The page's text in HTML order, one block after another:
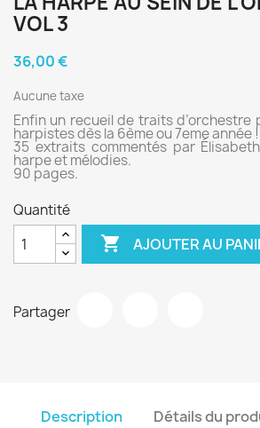
VOL 3
36,00 €
Aucune taxe
Enfin un recueil de traits d’orchestre
harpistes dès la 6ème ou 7eme année !
35 extraits commentés par
harpe et mélodies.
90 pages.
Quantité
 AJOUTER AU
Partager
Description Détails du